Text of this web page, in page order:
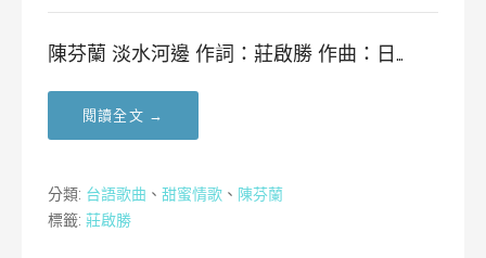
陳芬蘭 淡水河邊 作詞：莊啟勝 作曲：日…
閱讀全文 →
分類: 台語歌曲 、 甜蜜情歌 、 陳芬蘭
標籤: 莊啟勝